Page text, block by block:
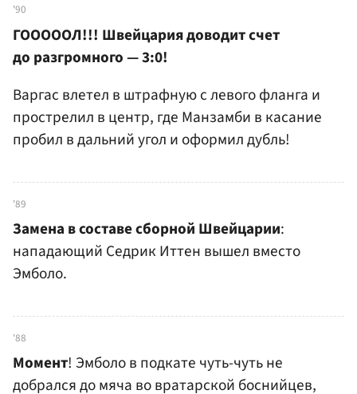
'90
ГОООООЛ!!! Швейцария доводит счет
до разгромного — 3:0!
Варгас влетел в штрафную с левого фланга и
прострелил в центр, где Манзамби в касание
пробил в дальний угол и оформил дубль!
'89
Замена в составе сборной Швейцарии:
нападающий Седрик Иттен вышел вместо
Эмболо.
'88
Момент! Эмболо в подкате чуть-чуть не
добрался до мяча во вратарской боснийцев,